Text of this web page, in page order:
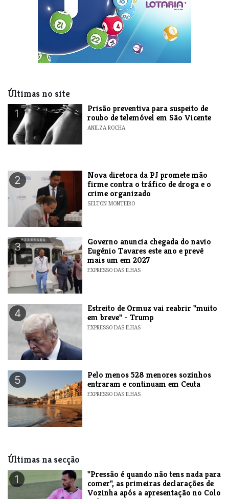
Últimas no site
1
Prisão preventiva para suspeito de
roubo de telemóvel em São Vicente
ANILZA ROCHA
2
Nova diretora da PJ promete mão
firme contra o tráfico de droga e o
crime organizado
SELTON MONTEIRO
3
Governo anuncia chegada do navio
Eugénio Tavares este ano e prevê
mais um em 2027
EXPRESSO DAS ILHAS
4
Estreito de Ormuz vai reabrir "muito
em breve" - Trump
EXPRESSO DAS ILHAS
5
Pelo menos 528 menores sozinhos
entraram e continuam em Ceuta
EXPRESSO DAS ILHAS
Últimas na secção
1
"Pressão é quando não tens nada para
comer", as primeiras declarações de
Vozinha após a apresentação no Colo